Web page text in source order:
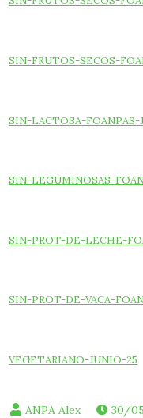
SIN-FRUTOS-SECOS-
SIN-LACTOSA-FOANPAS-
SIN-LEGUMINOSAS-
SIN-PROT-DE-LECHE-
SIN-PROT-DE-VACA-
VEGETARIANO-JUNIO-25
30/